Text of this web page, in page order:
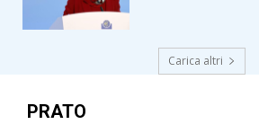
Carica altri
PRATO